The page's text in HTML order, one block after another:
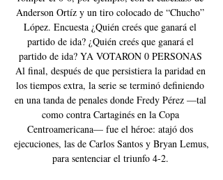
Anderson Ortíz y un tiro colocado de “Chucho”
López. Encuesta ¿Quién creés que ganará el
partido de ida? ¿Quién creés que ganará el
partido de ida? YA VOTARON 0 PERSONAS
Al final, después de que persistiera la paridad en
los tiempos extra, la serie se terminó definiendo
en una tanda de penales donde Fredy Pérez —tal
como contra Cartaginés en la Copa
Centroamericana— fue el héroe: atajó dos
ejecuciones, las de Carlos Santos y Bryan Lemus,
para sentenciar el triunfo 4-2.